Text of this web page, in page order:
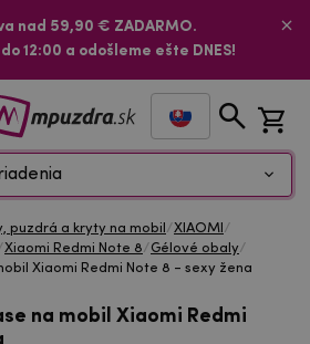
nad 59,90 € ZADARMO.
12:00 a odošleme ešte DNES!
puzdrá a kryty na mobil /XIAOMI /
Xiaomi Redmi Note 8/Gélové obaly/
Xiaomi Redmi Note 8 - sexy žena
na mobil Xiaomi Redmi